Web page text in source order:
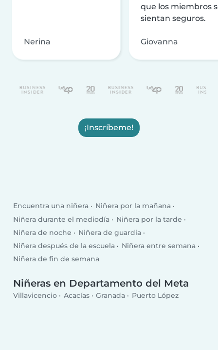
Nerina
que los miembros
sientan seguros.
Giovanna
¡Inscríbeme!
Encuentra una niñera
Niñera por la mañana
Niñera durante el mediodía
Niñera por la tarde
Niñera de noche
Niñera de guardia
Niñera después de la escuela
Niñera entre semana
Niñera de fin de semana
Niñeras en Departamento del Meta
Villavicencio Acacías Granada Puerto López